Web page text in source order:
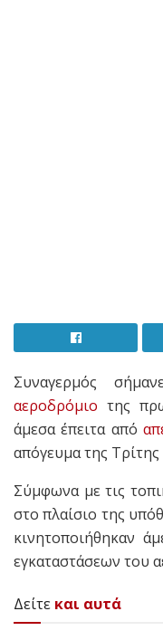
Συναγερμός
αεροδρόμιο της
άμεσα έπειτα από
απόγευμα της Τρίτης
Σύμφωνα με τις
στο πλαίσιο της
κινητοποιήθηκαν
εγκαταστάσεων του
Δείτε και αυτά